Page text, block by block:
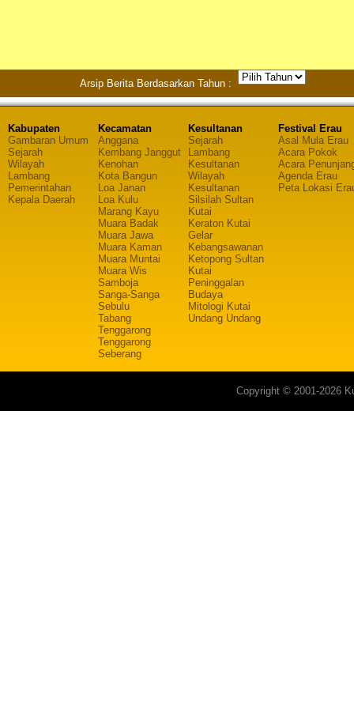
Arsip Berita Berdasarkan Tahun :
Kabupaten
Gambaran Umum
Sejarah
Wilayah
Lambang
Pemerintahan
Kepala Daerah
Kecamatan
Anggana
Kembang Janggut
Kenohan
Kota Bangun
Loa Janan
Loa Kulu
Marang Kayu
Muara Badak
Muara Jawa
Muara Kaman
Muara Muntai
Muara Wis
Samboja
Sanga-Sanga
Sebulu
Tabang
Tenggarong
Tenggarong
Seberang
Kesultanan
Sejarah
Lambang
Kesultanan
Wilayah
Kesultanan
Silsilah Sultan
Kutai
Keraton Kutai
Gelar
Kebangsawanan
Ketopong Sultan
Kutai
Peninggalan
Budaya
Mitologi Kutai
Undang Undang
Festival Erau
Asal Mula Erau
Acara Pokok
Acara
Agenda Erau
Peta Lokasi
Copyright © 2001-2026